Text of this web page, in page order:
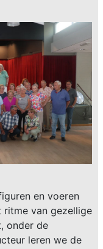
en voeren
ritme van gezellige
onder de
leren we de